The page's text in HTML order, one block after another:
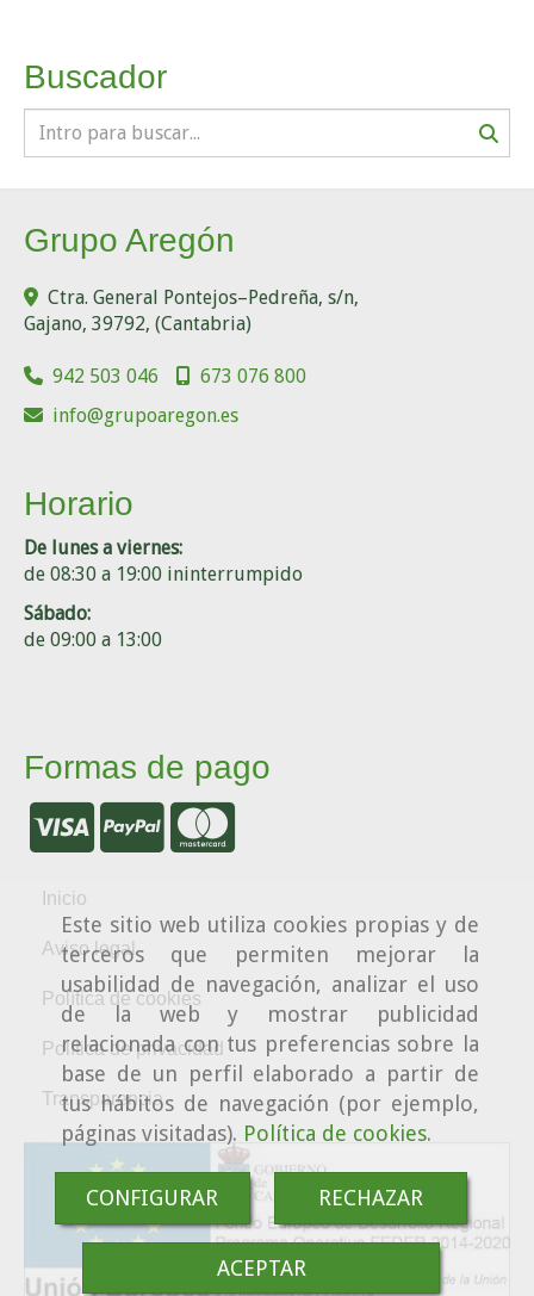
Este sitio web utiliza cookies propias y de
terceros que permiten mejorar la
usabilidad de navegación, analizar el uso
de la web y mostrar publicidad
relacionada con tus preferencias sobre la
base de un perfil elaborado a partir de
tus hábitos de navegación (por ejemplo,
páginas visitadas). Política de cookies.
CONFIGURAR RECHAZAR
ACEPTAR
Buscador
Grupo Aregón
Ctra. General Pontejos–Pedreña, s/n,
Gajano, 39792, (Cantabria)
942 503 046
673 076 800
info
grupoaregon.es
Horario
De lunes a viernes:
de 08:30 a 19:00 ininterrumpido
Sábado:
de 09:00 a 13:00
Formas de pago
Inicio
Aviso legal
Política de cookies
Política de privacidad
Transparencia